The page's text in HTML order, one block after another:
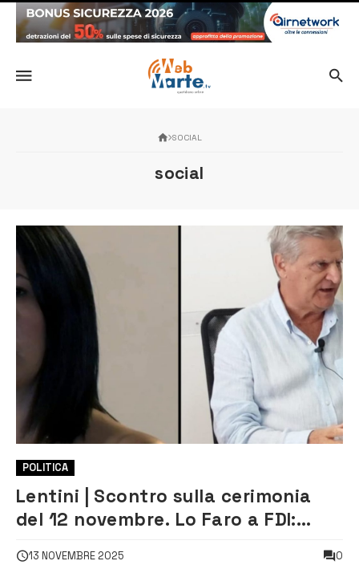
SOCIAL
social
POLITICA
Lentini | Scontro sulla cerimonia
del 12 novembre. Lo Faro a FDI:
13 NOVEMBRE 2025 0